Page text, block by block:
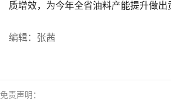
质增效，为今年全省油料产能提升做出
编辑：张茜
免责声明：